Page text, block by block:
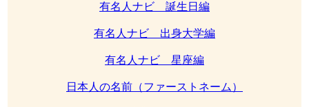
有名人ナビ 誕生日編
有名人ナビ 出身大学編
有名人ナビ 星座編
日本人の名前（ファーストネーム）